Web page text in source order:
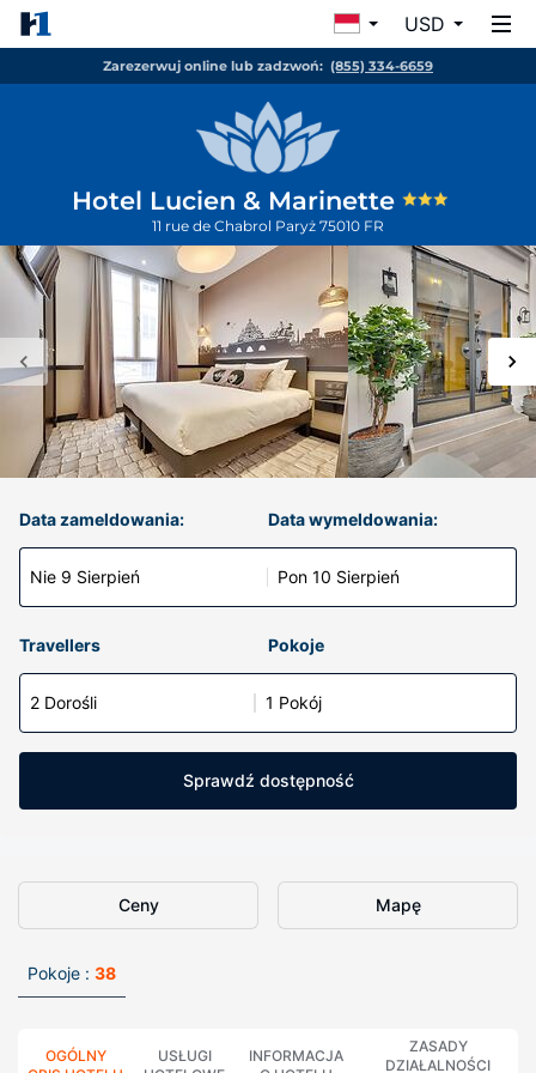
USD
Zarezerwuj online lub zadzwoń: (855) 334-6659
Hotel Lucien & Marinette
11 rue de Chabrol Paryż 75010 FR
Data zameldowania:
Nie 9 Sierpień
Data wymeldowania:
Pon 10 Sierpień
Travellers Pokoje
2 Dorośli 1 Pokój
Sprawdź dostępność
Ceny Mapę
Pokoje : 38
OGÓLNY
USŁUGI
INFORMACJA
ZASADY
DZIAŁALNOŚCI